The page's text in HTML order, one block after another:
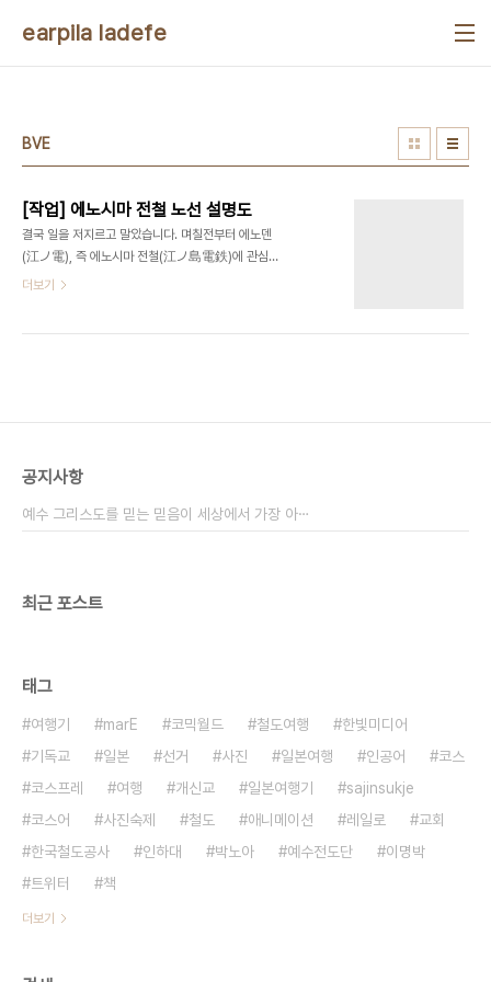
earpila ladefe
BVE
[작업] 에노시마 전철 노선 설명도
결국 일을 저지르고 말았습니다. 며칠전부터 에노덴
(江ノ電), 즉 에노시마 전철(江ノ島電鉄)에 관심
이 마구마구 생기더니 열심히 인터넷을 찾아보면서
니 나오는 결론은. 정말 에노덴이 좋다는 느낌뿐이
2박 3일정도 파헤쳐 보려고 생각중입니다. 그정도는
더보기
공지사항
예수 그리스도를 믿는 믿음이 세상에서 가장 아⋯
최근 포스트
태그
여행기 marE 코믹월드 철도여행
한빛미디어
기독교
일본 선거 사진 일본여행 인공어
코스
코스프레
여행 개신교 일본여행기
sajinsukje
코스어
사진숙제 철도 애니메이션 레일로
교회
한국철도공사
인하대 박노아 예수전도단
이명박
트위터
책
더보기